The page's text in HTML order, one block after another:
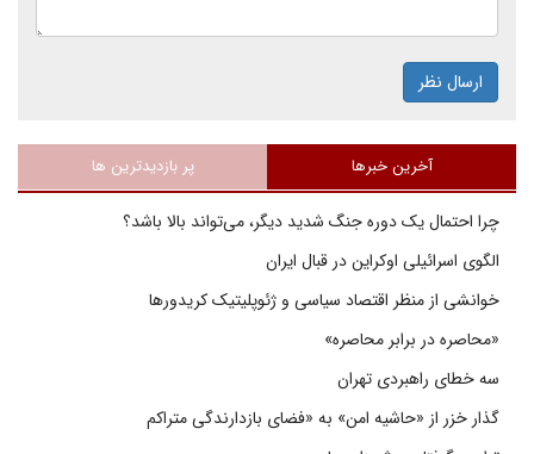
ارسال نظر
آخرین خبرها پر بازدیدترین ها
چرا احتمال یک دوره جنگ شدید دیگر، می‌تواند بالا باشد؟
الگوی اسرائیلی اوکراین در قبال ایران
خوانشی از منظر اقتصاد سیاسی و ژئوپلیتیک کریدورها
«محاصره در برابر محاصره»
سه خطای راهبردی تهران
گذار خزر از «حاشیه امن» به «فضای بازدارندگی متراکم